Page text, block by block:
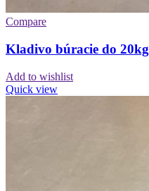
Compare
Kladivo búracie do 20kg
Add to wishlist
Quick view